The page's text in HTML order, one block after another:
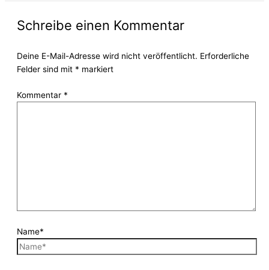
Schreibe einen Kommentar
Deine E-Mail-Adresse wird nicht veröffentlicht. Erforderliche
Felder sind mit * markiert
Kommentar *
Name*